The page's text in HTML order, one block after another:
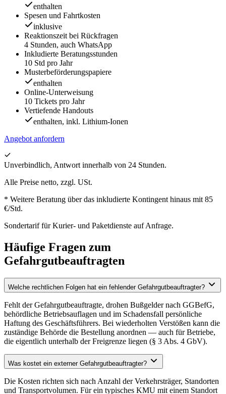
enthalten
Spesen und Fahrtkosten
inklusive
Reaktionszeit bei Rückfragen
4 Stunden, auch WhatsApp
Inkludierte Beratungsstunden
10 Std pro Jahr
Musterbeförderungspapiere
enthalten
Online-Unterweisung
10 Tickets pro Jahr
Vertiefende Handouts
enthalten, inkl. Lithium-Ionen
Angebot anfordern
Unverbindlich, Antwort innerhalb von 24 Stunden.
Alle Preise netto, zzgl. USt.
* Weitere Beratung über das inkludierte Kontingent hinaus mit 85
€/Std.
Sondertarif für Kurier- und Paketdienste auf Anfrage.
Häufige Fragen zum
Gefahrgutbeauftragten
Welche rechtlichen Folgen hat ein fehlender Gefahrgutbeauftragter?
Fehlt der Gefahrgutbeauftragte, drohen Bußgelder nach GGBefG,
behördliche Betriebsauflagen und im Schadensfall persönliche
Haftung des Geschäftsführers. Bei wiederholten Verstößen kann die
zuständige Behörde die Bestellung anordnen — auch für Betriebe,
die eigentlich unterhalb der Freigrenze liegen (§ 3 Abs. 4 GbV).
Was kostet ein externer Gefahrgutbeauftragter?
Die Kosten richten sich nach Anzahl der Verkehrsträger, Standorten
und Transportvolumen. Für ein typisches KMU mit einem Standort